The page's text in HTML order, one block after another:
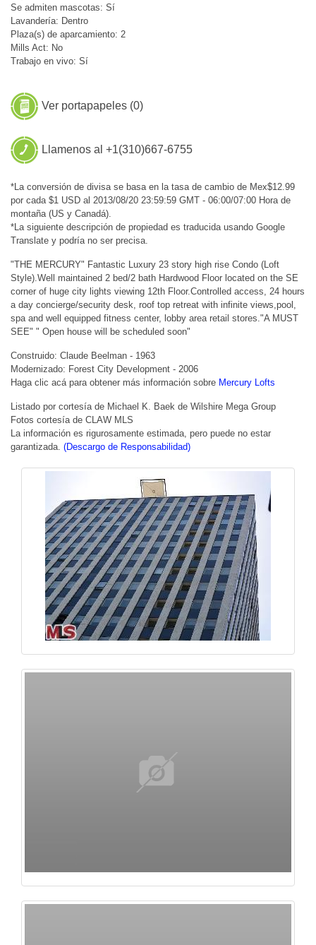
Se admiten mascotas: Sí
Lavandería: Dentro
Plaza(s) de aparcamiento: 2
Mills Act: No
Trabajo en vivo: Sí
Ver portapapeles (0)
Llamenos al +1(310)667-6755
*La conversión de divisa se basa en la tasa de cambio de Mex$12.99
por cada $1 USD al 2013/08/20 23:59:59 GMT - 06:00/07:00 Hora de
montaña (US y Canadá).
*La siguiente descripción de propiedad es traducida usando Google
Translate y podría no ser precisa.
"THE MERCURY" Fantastic Luxury 23 story high rise Condo (Loft
Style).Well maintained 2 bed/2 bath Hardwood Floor located on the SE
corner of huge city lights viewing 12th Floor.Controlled access, 24 hours
a day concierge/security desk, roof top retreat with infinite views,pool,
spa and well equipped fitness center, lobby area retail stores."A MUST
SEE" " Open house will be scheduled soon"
Construido: Claude Beelman - 1963
Modernizado: Forest City Development - 2006
Haga clic acá para obtener más información sobre Mercury Lofts
Listado por cortesía de Michael K. Baek de Wilshire Mega Group
Fotos cortesía de CLAW MLS
La información es rigurosamente estimada, pero puede no estar
garantizada. (Descargo de Responsabilidad)